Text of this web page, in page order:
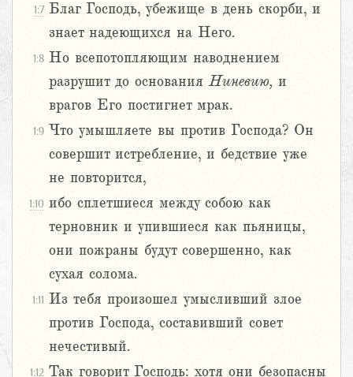
1:7 Благ Господь, убежище в день скорби, и
знает надеющихся на Него.
1:8 Но всепотопляющим наводнением
разрушит до основанияНиневию, и
врагов Его постигнет мрак.
1:9 Что умышляете вы против Господа? Он
совершит истребление, и бедствие уже
не повторится,
1:10 ибо сплетшиеся между собою как
терновник и упившиеся как пьяницы,
они пожраны будут совершенно, как
сухая солома.
1:11 Из тебя произошел умысливший злое
против Господа, составивший совет
нечестивый.
1:12 Так говорит Господь: хотя они безопасны